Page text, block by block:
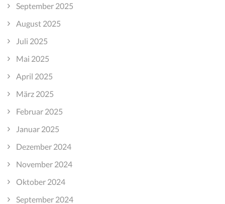
September 2025
August 2025
Juli 2025
Mai 2025
April 2025
März 2025
Februar 2025
Januar 2025
Dezember 2024
November 2024
Oktober 2024
September 2024